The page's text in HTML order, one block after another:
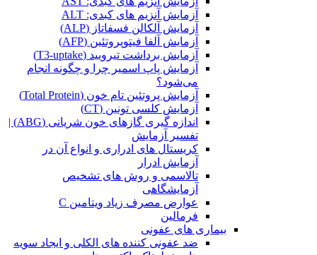
آزمایش آنزیم های کبدی: ALT
آزمایش آلکالن فسفاتاز (ALP)
آزمایش آلفا فیتوپروتئین (AFP)
آزمایش برداشت تیرویید (T3-uptake)
آزمایش پاپ اسمیر چرا و چگونه انجام
می‌شود؟
آزمایش پروتئین تام خون (Total Protein)
آزمایش کلسی تونین (CT)
اندازه گیری گازهای خون شریانی (ABG) |
تفسیر آزمایش
کریستال ‌های ادراری و انواع آن در
آزمایش ادرار
تالاسمی و روش های تشخیص
آزمایشگاهی
عوارض مصرف زیاد ویتامین C
فرمالین
بیماری های عفونی
ضد عفونی کننده های الکلی و ایجاد سویه